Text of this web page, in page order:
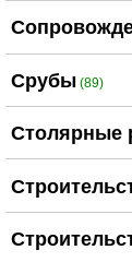
Срубы (89)
Столярные